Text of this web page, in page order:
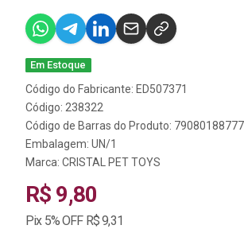
Em Estoque
Código do Fabricante: ED507371
Código: 238322
Código de Barras do Produto:
Embalagem: UN/1
Marca: CRISTAL PET TOYS
R$ 9,80
Pix 5% OFF R$ 9,31